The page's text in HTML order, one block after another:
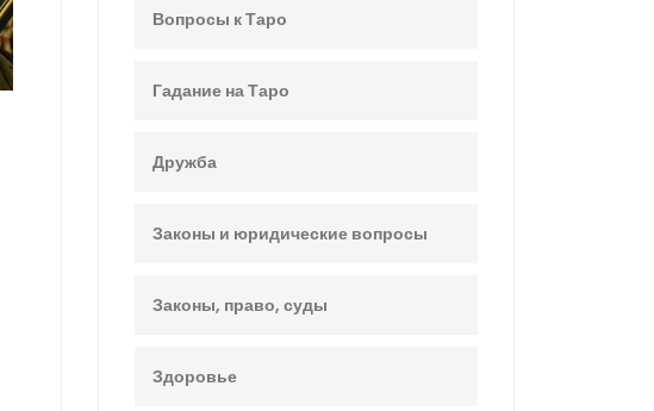
Вопросы к Таро
Гадание на Таро
Дружба
Законы и юридические вопросы
Законы, право, суды
Здоровье